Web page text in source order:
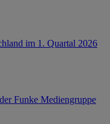
im 1. Quartal 2026
Funke Mediengruppe